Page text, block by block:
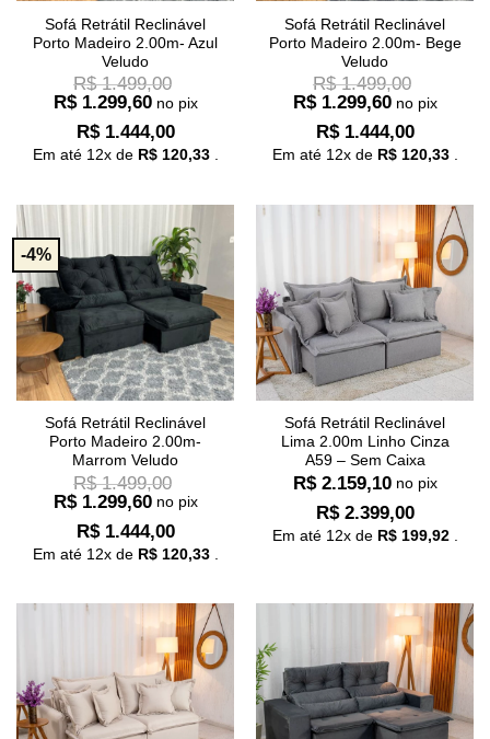
Sofá Retrátil Reclinável
Porto Madeiro 2.00m- Azul
Veludo
R$1.499,00
R$1.299,60 no pix
R$1.444,00
Em até 12x de R$120,33.
Sofá Retrátil Reclinável
Porto Madeiro 2.00m- Bege
Veludo
R$1.499,00
R$1.299,60 no pix
R$1.444,00
Em até 12x de R$120,33.
-4%
Sofá Retrátil Reclinável
Porto Madeiro 2.00m-
Marrom Veludo
R$1.499,00
R$1.299,60 no pix
R$1.444,00
Em até 12x de R$120,33.
Sofá Retrátil Reclinável
Lima 2.00m Linho Cinza
A59 – Sem Caixa
R$2.159,10 no pix
R$2.399,00
Em até 12x de R$199,92.